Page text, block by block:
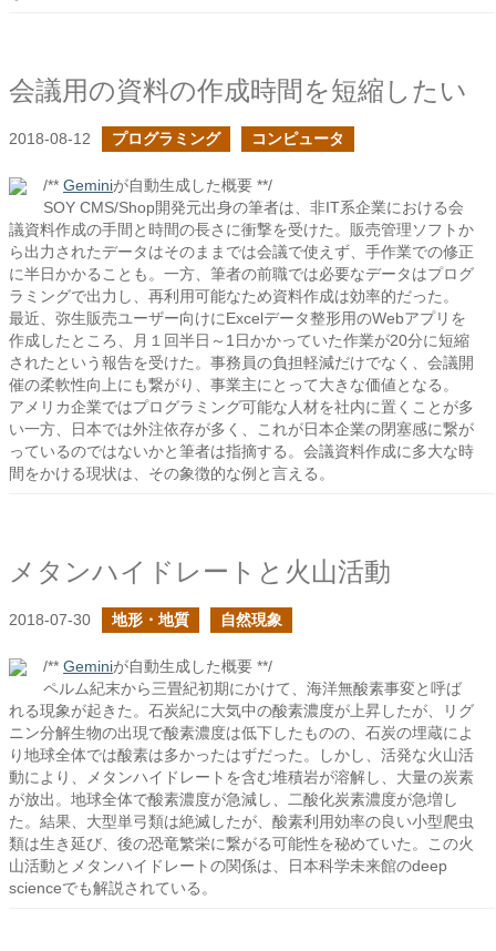
会議用の資料の作成時間を短縮したい
2018-08-12 プログラミング コンピュータ
/** Geminiが自動生成した概要 **/
SOY CMS/Shop開発元出身の筆者は、非IT系企業における会
議資料作成の手間と時間の長さに衝撃を受けた。販売管理ソフトか
ら出力されたデータはそのままでは会議で使えず、手作業での修正
に半日かかることも。一方、筆者の前職では必要なデータはプログ
ラミングで出力し、再利用可能なため資料作成は効率的だった。
最近、弥生販売ユーザー向けにExcelデータ整形用のWebアプリを
作成したところ、月１回半日～1日かかっていた作業が20分に短縮
されたという報告を受けた。事務員の負担軽減だけでなく、会議開
催の柔軟性向上にも繋がり、事業主にとって大きな価値となる。
アメリカ企業ではプログラミング可能な人材を社内に置くことが多
い一方、日本では外注依存が多く、これが日本企業の閉塞感に繋が
っているのではないかと筆者は指摘する。会議資料作成に多大な時
間をかける現状は、その象徴的な例と言える。
メタンハイドレートと火山活動
2018-07-30 地形・地質 自然現象
/** Geminiが自動生成した概要 **/
ペルム紀末から三畳紀初期にかけて、海洋無酸素事変と呼ば
れる現象が起きた。石炭紀に大気中の酸素濃度が上昇したが、リグ
ニン分解生物の出現で酸素濃度は低下したものの、石炭の埋蔵によ
り地球全体では酸素は多かったはずだった。しかし、活発な火山活
動により、メタンハイドレートを含む堆積岩が溶解し、大量の炭素
が放出。地球全体で酸素濃度が急減し、二酸化炭素濃度が急増し
た。結果、大型単弓類は絶滅したが、酸素利用効率の良い小型爬虫
類は生き延び、後の恐竜繁栄に繋がる可能性を秘めていた。この火
山活動とメタンハイドレートの関係は、日本科学未来館のdeep
scienceでも解説されている。